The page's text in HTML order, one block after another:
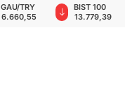
BIST 100
13.779,39
USD
47,6787